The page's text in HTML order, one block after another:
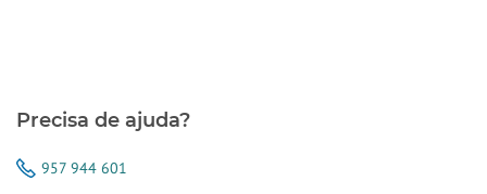
Precisa de ajuda?
957 944 601